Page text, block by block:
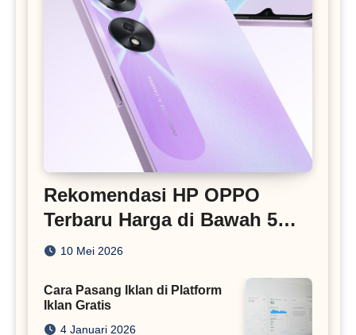
Rekomendasi HP OPPO
Terbaru Harga di Bawah 5
Juta
10 Mei 2026
Cara Pasang Iklan di Platform
Iklan Gratis
4 Januari 2026